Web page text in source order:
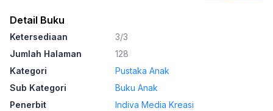
Detail Buku
Ketersediaan
3/3
Jumlah Halaman
128
Kategori
Pustaka Anak
Sub Kategori
Buku Anak
Penerbit
Indiva Media Kreasi